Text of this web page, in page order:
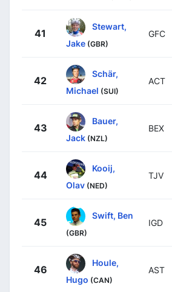
41
Stewart,
Jake (GBR)
GFC
42
Schär,
Michael (SUI)
ACT
43
Bauer,
Jack (NZL)
BEX
44
Kooij,
Olav (NED)
TJV
45
Swift, Ben
(GBR)
IGD
46
Houle,
Hugo (CAN)
AST